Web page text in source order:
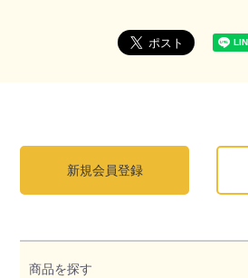
新規会員登録
商品を探す